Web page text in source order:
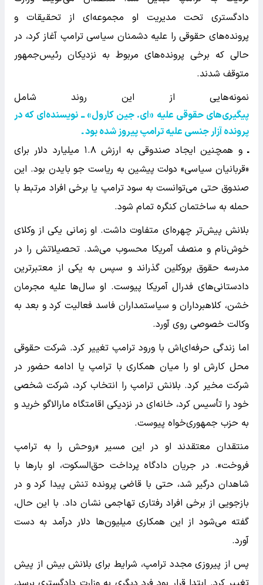
دادگستری تحت مدیریت او مجموعه‌ای از تحقیقات و
پرونده‌های حقوقی را علیه دشمنان سیاسی ترامپ آغاز کرد، در
حالی که برخی پرونده‌های مربوط به نزدیکان رئیس‌جمهور
متوقف شدند.
نمونه‌هایی از این روند شامل
پیگیری‌های حقوقی علیه «ای. جین کارول» ــ نویسنده‌ای که در
پرونده آزار جنسی علیه ترامپ پیروز شده بود ـ
ـ
و همچنین ایجاد صندوقی به ارزش ۱.۸ میلیارد دلار برای
«قربانیان سیاسی» دولت پیشین به ریاست جو بایدن بود. این
صندوق حتی می‌توانست به سود ترامپ یا برخی افراد مرتبط با
حمله به ساختمان کنگره تمام شود.
بلانش پیش‌تر چهره‌ای متفاوت داشت. او زمانی یکی از وکلای
خوش‌نام و منصف آمریکا محسوب می‌شد. تحصیلاتش را در
مدرسه حقوق بروکلین گذراند و سپس به یکی از معتبرترین
دادستانی‌های فدرال آمریکا پیوست. او سال‌ها علیه مجرمان
خشن، کلاهبرداران و سیاستمداران فاسد فعالیت کرد و بعد به
وکالت خصوصی روی آورد.
اما زندگی حرفه‌ای‌اش با ورود ترامپ تغییر کرد. شرکت حقوقی
محل کارش او را میان همکاری با ترامپ یا ادامه حضور در
شرکت مخیر کرد. بلانش ترامپ را انتخاب کرد، شرکت شخصی
خود را تأسیس کرد، خانه‌ای در نزدیکی اقامتگاه مارالاگو خرید و
به حزب جمهوری‌خواه پیوست.
منتقدان معتقدند او در این مسیر «روحش را به ترامپ
فروخت». در جریان دادگاه پرداخت حق‌السکوت، او بارها با
شاهدان درگیر شد، حتی با قاضی پرونده تنش پیدا کرد و در
بازجویی از برخی افراد رفتاری تهاجمی نشان داد. با این حال،
گفته می‌شود از این همکاری میلیون‌ها دلار درآمد به دست
آورد.
پس از پیروزی مجدد ترامپ، شرایط برای بلانش بیش از پیش